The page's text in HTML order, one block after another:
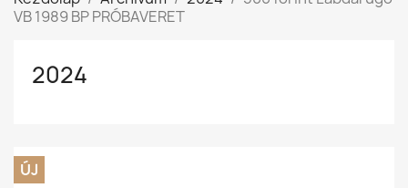
VB 1989 BP PRÓBAVERET
2024
ÚJ